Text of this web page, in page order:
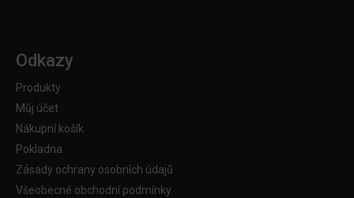
Odkazy
Produkty
Můj účet
Nákupní košík
Pokladna
Zásady ochrany osobních údajů
Všeobecné obchodní podmínky